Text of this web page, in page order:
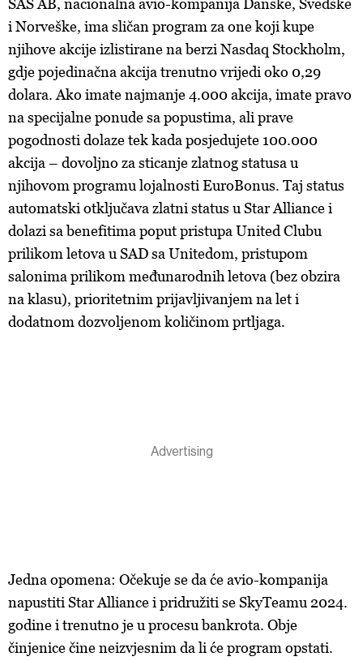
SAS AB, nacionalna avio-kompanija Danske, Švedske
i Norveške, ima sličan program za one koji kupe
njihove akcije izlistirane na berzi Nasdaq Stockholm,
gdje pojedinačna akcija trenutno vrijedi oko 0,29
dolara. Ako imate najmanje 4.000 akcija, imate pravo
na specijalne ponude sa popustima, ali prave
pogodnosti dolaze tek kada posjedujete 100.000
akcija – dovoljno za sticanje zlatnog statusa u
njihovom programu lojalnosti EuroBonus. Taj status
automatski otključava zlatni status u Star Alliance i
dolazi sa benefitima poput pristupa United Clubu
prilikom letova u SAD sa Unitedom, pristupom
salonima prilikom međunarodnih letova (bez obzira
na klasu), prioritetnim prijavljivanjem na let i
dodatnom dozvoljenom količinom prtljaga.
Jedna opomena: Očekuje se da će avio-kompanija
napustiti Star Alliance i pridružiti se SkyTeamu 2024.
godine i trenutno je u procesu bankrota. Obje
činjenice čine neizvjesnim da li će program opstati.